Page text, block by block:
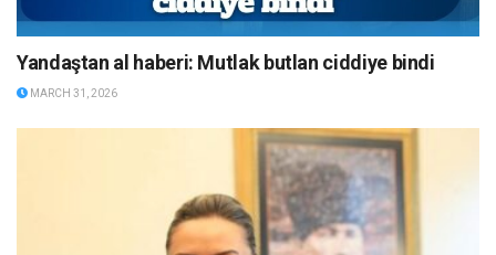
Yandaştan al haberi: Mutlak butlan ciddiye bindi
MARCH 31, 2026